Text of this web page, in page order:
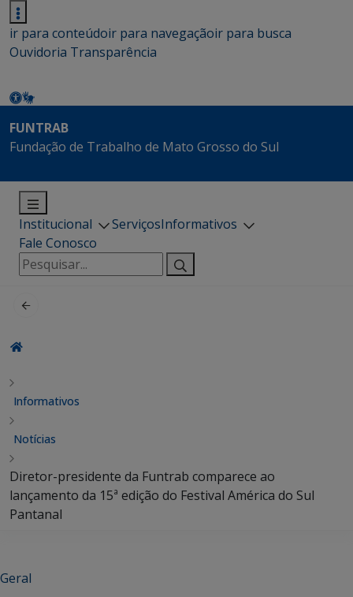
ir para conteúdoir para navegaçãoir para busca
Ouvidoria Transparência
FUNTRAB
Fundação de Trabalho de Mato Grosso do Sul
Institucional ServiçosInformativos
Fale Conosco
Pesquisar
por:
Informativos
Notícias
Diretor-presidente da Funtrab comparece ao
lançamento da 15ª edição do Festival América do Sul
Pantanal
Geral